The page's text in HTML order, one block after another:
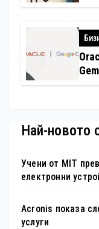
Най-новото
Учени от MIT
електронни
Acronis показа
услуги